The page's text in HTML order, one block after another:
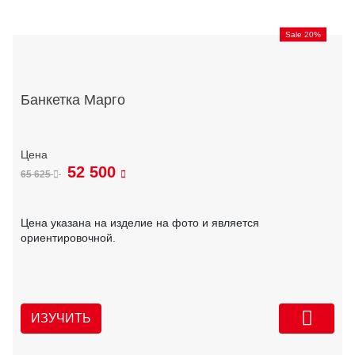
Sale 20%
Банкетка Марго
65 625 52 500
Цена указана на изделие на фото и является
ориентировочной.
ИЗУЧИТЬ